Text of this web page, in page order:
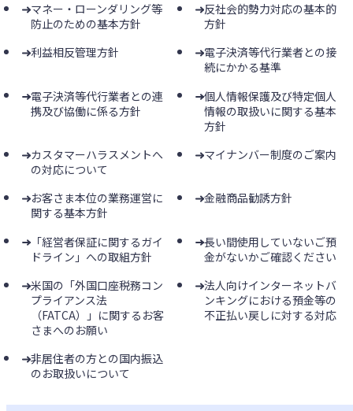
マネー・ローンダリング等
防止のための基本方針
反社会的勢力対応の基本的
方針
利益相反管理方針
電子決済等代行業者との接
続にかかる基準
電子決済等代行業者との連
携及び協働に係る方針
個人情報保護及び特定個人
情報の取扱いに関する基本
方針
カスタマーハラスメントへ
の対応について
マイナンバー制度のご案内
お客さま本位の業務運営に
関する基本方針
金融商品勧誘方針
「経営者保証に関するガイ
ドライン」への取組方針
長い間使用していないご預
金がないかご確認ください
米国の「外国口座税務コン
プライアンス法
（FATCA）」に関するお客
さまへのお願い
法人向けインターネットバ
ンキングにおける預金等の
不正払い戻しに対する対応
非居住者の方との国内振込
のお取扱いについて